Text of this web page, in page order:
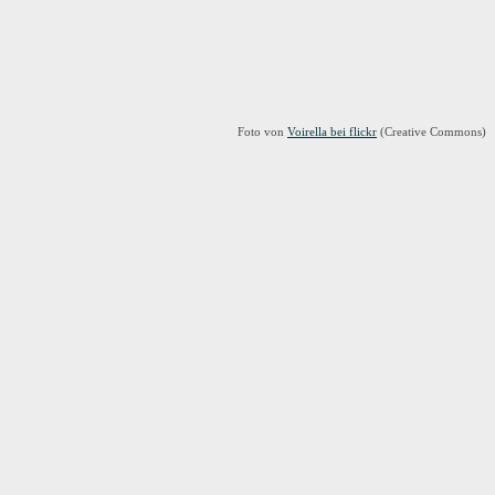
Foto von Voirella bei flickr (Creative Commons)